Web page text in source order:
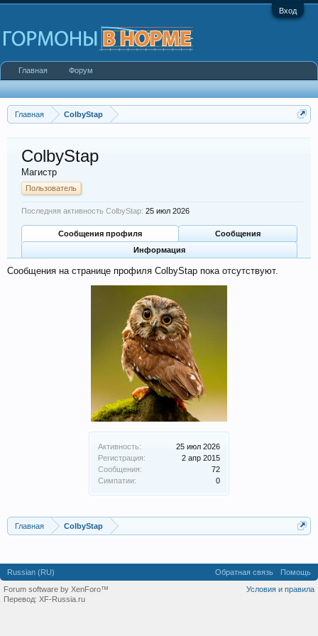
Вход
Главная ColbyStap
Активность:
25 июл 2026
Регистрация:
2 апр 2015
Сообщения:
72
Симпатии:
0
ColbyStap
Магистр
Пользователь
Последняя активность ColbyStap: 25 июл 2026
Сообщения профиля
Сообщения
Информация
Сообщения на странице профиля ColbyStap пока отсутствуют.
Главная ColbyStap
Главная Форум
Russian (RU) Обратная связь
Помощь
Условия и правила
Forum software by XenForo™
Перевод: XF-Russia.ru